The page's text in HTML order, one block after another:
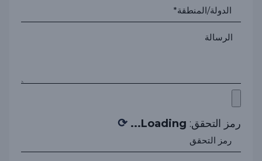
رمز التحقق: Loading...
⟳